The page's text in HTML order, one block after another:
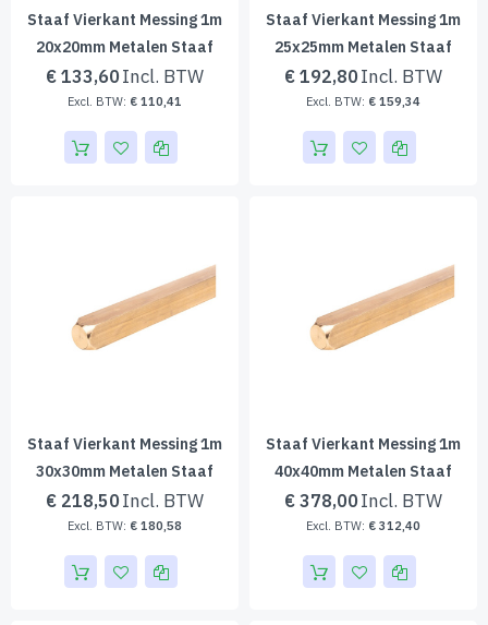
Staaf Vierkant Messing 1m
20x20mm Metalen Staaf
€ 133,60
€ 110,41
Staaf Vierkant Messing 1m
25x25mm Metalen Staaf
€ 192,80
€ 159,34
Staaf Vierkant Messing 1m
30x30mm Metalen Staaf
€ 218,50
€ 180,58
Staaf Vierkant Messing 1m
40x40mm Metalen Staaf
€ 378,00
€ 312,40